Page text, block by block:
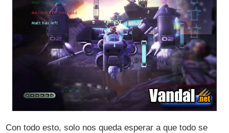
Con todo esto, solo nos queda esperar a que todo se